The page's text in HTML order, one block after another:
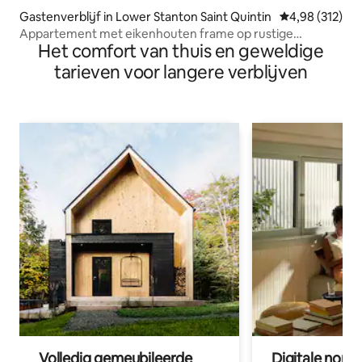
Gastenverblijf in Lower Stanton Saint Quintin Gemiddelde
4,98 (312)
Appartement met eikenhouten frame op rustige
landelijke locatie
Het comfort van thuis en geweldige
tarieven voor langere verblijven
Volledig gemeubileerde Digitale